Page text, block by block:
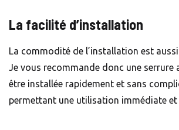
La facilité d’installation
La commodité de l’installation est
Je vous recommande donc une serrure
être installée rapidement et sans
permettant une utilisation immédiate et